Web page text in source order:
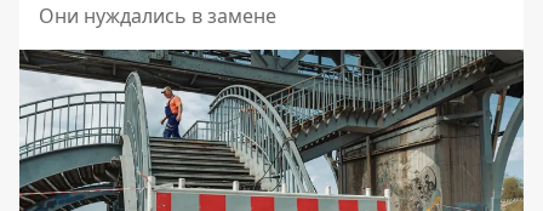
Они нуждались в замене